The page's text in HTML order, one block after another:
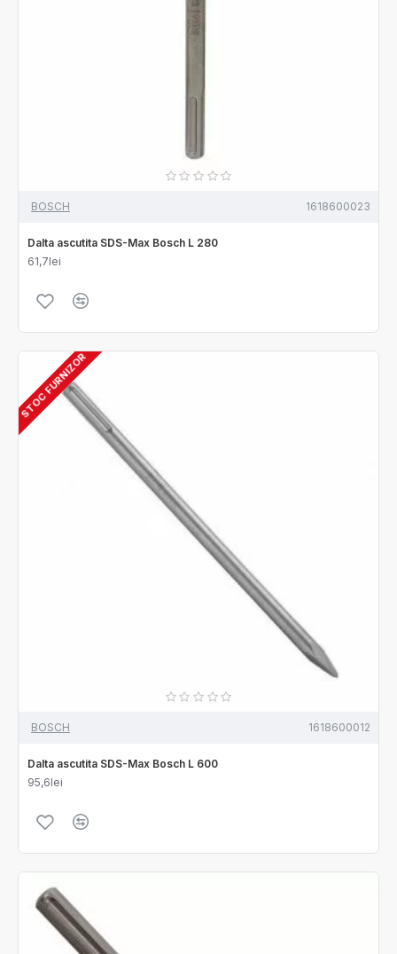
BOSCH 1618600023
Dalta ascutita SDS-Max Bosch L 280
61,7lei
STOC FURNIZOR
BOSCH 1618600012
Dalta ascutita SDS-Max Bosch L 600
95,6lei